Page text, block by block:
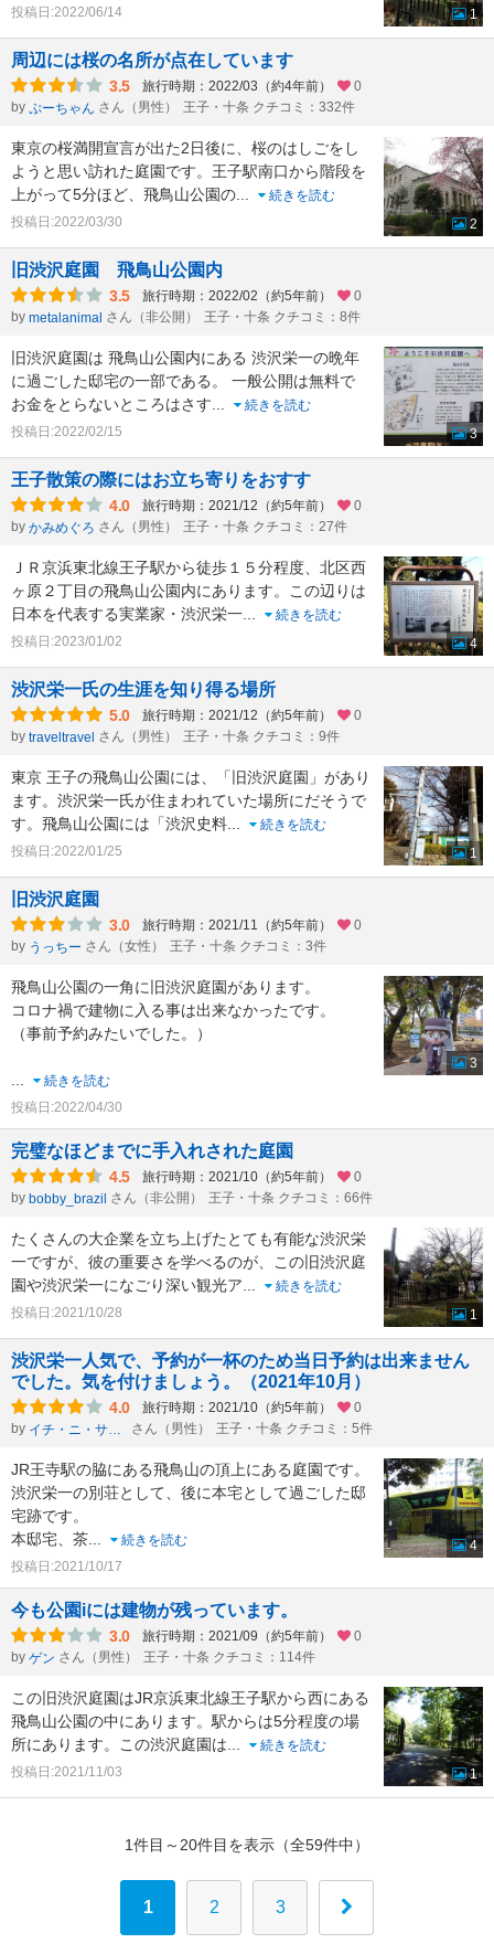
投稿日:2022/06/14
1
周辺には桜の名所が点在しています
3.5 旅行時期：2022/03（約4年前）
0
by ぷーちゃん さん（男性） 王子・十条 クチコミ：332件
東京の桜満開宣言が出た2日後に、桜のはしごをし
ようと思い訪れた庭園です。王子駅南口から階段を
上がって5分ほど、飛鳥山公園の
続きを読む
投稿日:2022/03/30
2
旧渋沢庭園 飛鳥山公園内
3.5 旅行時期：2022/02（約5年前）
0
by metalanimal さん（非公開） 王子・十条 クチコミ：8件
旧渋沢庭園は 飛鳥山公園内にある 渋沢栄一の晩年
に過ごした邸宅の一部である。 一般公開は無料で
お金をとらないところはさす
続きを読む
投稿日:2022/02/15
3
王子散策の際にはお立ち寄りをおすす
4.0 旅行時期：2021/12（約5年前）
0
by かみめぐろ さん（男性） 王子・十条 クチコミ：27件
ＪＲ京浜東北線王子駅から徒歩１５分程度、北区西
ヶ原２丁目の飛鳥山公園内にあります。この辺りは
日本を代表する実業家・渋沢栄一
続きを読む
投稿日:2023/01/02
4
渋沢栄一氏の生涯を知り得る場所
5.0 旅行時期：2021/12（約5年前）
0
by traveltravel さん（男性） 王子・十条 クチコミ：9件
東京 王子の飛鳥山公園には、「旧渋沢庭園」があり
ます。渋沢栄一氏が住まわれていた場所にだそうで
す。飛鳥山公園には「渋沢史料
続きを読む
投稿日:2022/01/25
1
旧渋沢庭園
3.0 旅行時期：2021/11（約5年前）
0
by うっちー さん（女性） 王子・十条 クチコミ：3件
飛鳥山公園の一角に旧渋沢庭園があります。
コロナ禍で建物に入る事は出来なかったです。
（事前予約みたいでした。）
続きを読む
投稿日:2022/04/30
3
完璧なほどまでに手入れされた庭園
4.5 旅行時期：2021/10（約5年前）
0
by bobby_brazil さん（非公開） 王子・十条 クチコミ：66件
たくさんの大企業を立ち上げたとても有能な渋沢栄
一ですが、彼の重要さを学べるのが、この旧渋沢庭
園や渋沢栄一になごり深い観光ア
続きを読む
投稿日:2021/10/28
1
渋沢栄一人気で、予約が一杯のため当日予約は出来ません
でした。気を付けましょう。（2021年10月）
4.0 旅行時期：2021/10（約5年前）
0
by
イチ・ニ・サン・シー・ニー・ニー さん（男性） 王子・十条 クチコミ：5件
JR王寺駅の脇にある飛鳥山の頂上にある庭園です。
渋沢栄一の別荘として、後に本宅として過ごした邸
宅跡です。
本邸宅、茶
続きを読む
投稿日:2021/10/17
4
今も公園iには建物が残っています。
3.0 旅行時期：2021/09（約5年前）
0
by ゲン さん（男性） 王子・十条 クチコミ：114件
この旧渋沢庭園はJR京浜東北線王子駅から西にある
飛鳥山公園の中にあります。駅からは5分程度の場
所にあります。この渋沢庭園は
続きを読む
投稿日:2021/11/03
1
1件目～20件目を表示（全59件中）
1 2 3